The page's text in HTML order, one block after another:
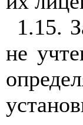
1.15.
не